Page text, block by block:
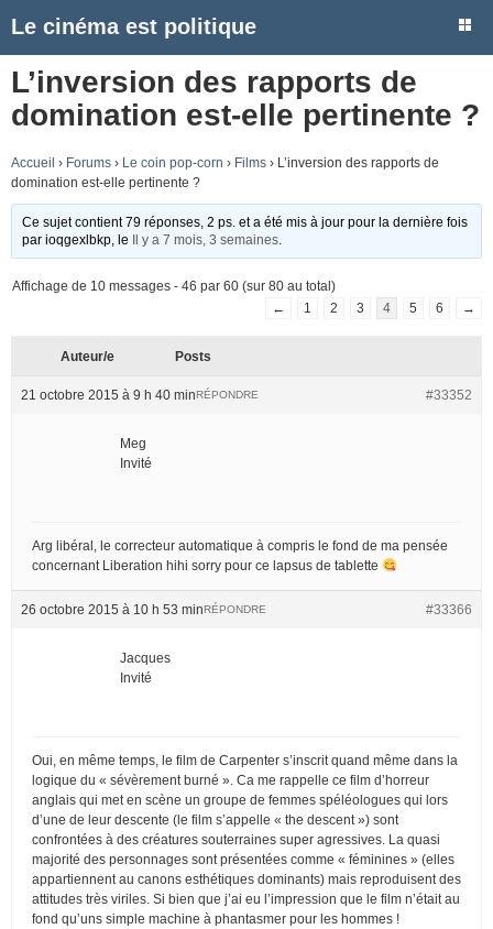
Le cinéma est politique
L’inversion des rapports de
domination est-elle pertinente ?
Accueil › Forums › Le coin pop-corn › Films › L’inversion des rapports de
domination est-elle pertinente ?
Ce sujet contient 79 réponses, 2 ps. et a été mis à jour pour la dernière fois
parioqgexlbkp , le Il y a 7 mois, 3 semaines
Affichage de 10 messages - 46 par 60 (sur 80 au total)
←
1 2 3 4 5 6 →
Auteur/e Posts
21 octobre 2015 à 9 h 40 min #33352
RÉPONDRE
Meg
Invité
Arg libéral, le correcteur automatique à compris le fond de ma pensée
concernant Liberation hihi sorry pour ce lapsus de tablette
26 octobre 2015 à 10 h 53 min #33366
RÉPONDRE
Jacques
Invité
Oui, en même temps, le film de Carpenter s’inscrit quand même dans la
logique du « sévèrement burné ». Ca me rappelle ce film d’horreur
anglais qui met en scène un groupe de femmes spéléologues qui lors
d’une de leur descente (le film s’appelle « the descent ») sont
confrontées à des créatures souterraines super agressives. La quasi
majorité des personnages sont présentées comme « féminines » (elles
appartiennent au canons esthétiques dominants) mais reproduisent des
attitudes très viriles. Si bien que j’ai eu l’impression que le film n’était au
fond qu’uns simple machine à phantasmer pour les hommes !